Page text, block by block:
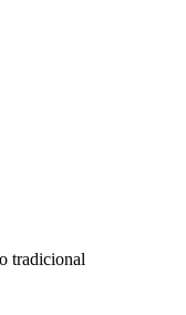
tradicional